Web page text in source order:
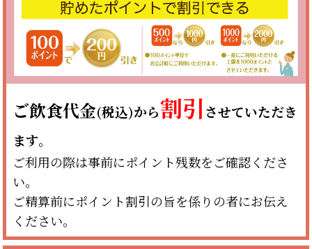
ご飲食代金(税込)から割引させていただき
ます。
ご利用の際は事前にポイント残数をご確認くださ
い。
ご精算前にポイント割引の旨を係りの者にお伝え
ください。